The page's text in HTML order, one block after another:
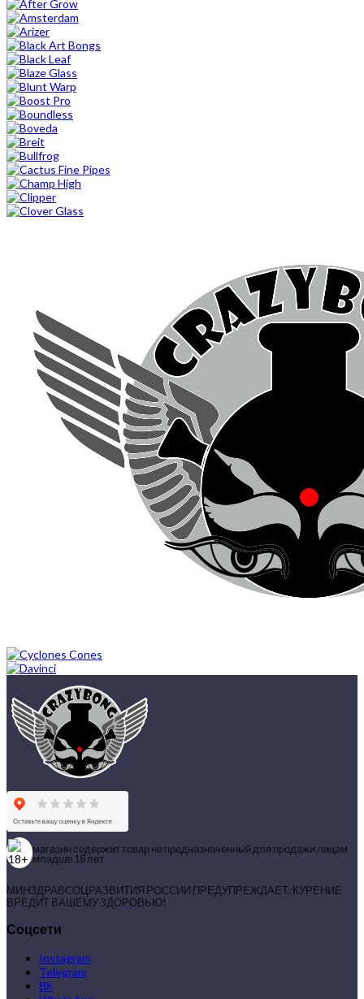
магазин содержит товар не предназначенный для продажи лицам
младше 18 лет
МИНЗДРАВСОЦРАЗВИТИЯ РОССИИ ПРЕДУПРЕЖДАЕТ: КУРЕНИЕ
ВРЕДИТ ВАШЕМУ ЗДОРОВЬЮ!
Соцсети
Instagram
Telegram
ВК